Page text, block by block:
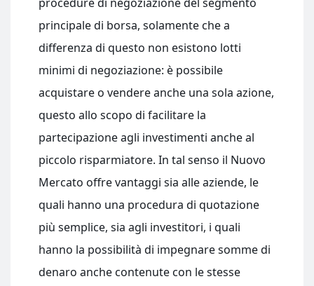
principale di borsa, solamente che a
differenza di questo non esistono lotti
minimi di negoziazione: è possibile
acquistare o vendere anche una sola azione,
questo allo scopo di facilitare la
partecipazione agli investimenti anche al
piccolo risparmiatore. In tal senso il Nuovo
Mercato offre vantaggi sia alle aziende, le
quali hanno una procedura di quotazione
più semplice, sia agli investitori, i quali
hanno la possibilità di impegnare somme di
denaro anche contenute con le stesse